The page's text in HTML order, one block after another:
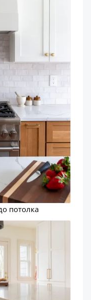
потолка